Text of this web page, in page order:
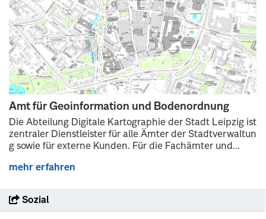
Amt für Geoinformation und Bodenordnung
Die Abteilung Digitale Kartographie der Stadt Leipzig ist
zentraler Dienstleister für alle Ämter der Stadtverwaltun
g sowie für externe Kunden. Für die Fachämter und...
mehr erfahren
Sozial